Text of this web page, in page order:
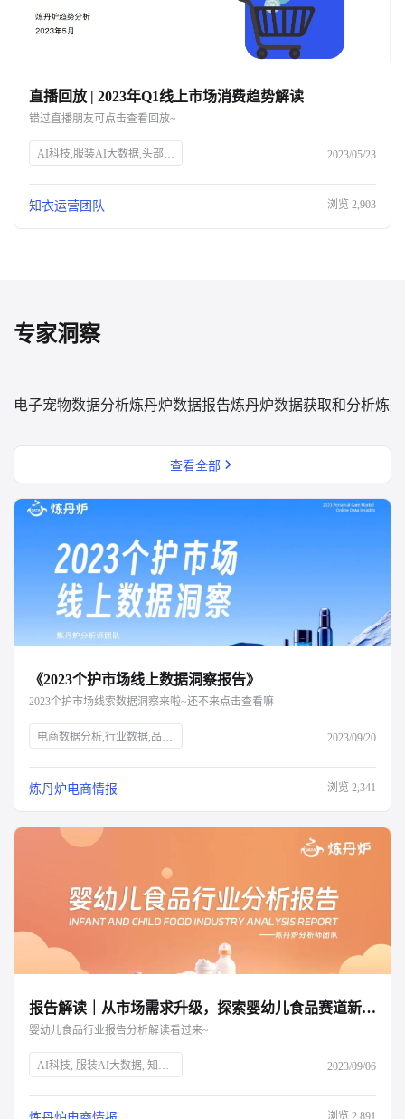
直播回放 | 2023年Q1线上市场消费趋势解读
错过直播朋友可点击查看回放~
AI科技,服装AI大数据,头部企业,知衣科技,官网SEO 2023/05/23
知衣运营团队 浏览 2,903
专家洞察
电子宠物数据分析炼丹炉数据报告炼丹炉数据获取和分析炼
查看全部
《2023个护市场线上数据洞察报告》
2023个护市场线索数据洞察来啦~还不来点击查看嘛
电商数据分析,行业数据,品牌数据,店铺数据,商品数据,炼丹炉,个护市场,口腔护理,身体护理,消费者需求,新锐国货,电商平台,抖音,小红书,气味经济,新媒体营销,全渠道布局,消费洞察,产品升级,细分市场 2023/09/20
炼丹炉电商情报 浏览 2,341
报告解读｜从市场需求升级，探索婴幼儿食品赛道新增量
婴幼儿食品行业报告分析解读看过来~
AI科技, 服装AI大数据, 知衣科技, 母婴市场, 婴幼儿食品, 育儿趋势, 二三胎政策, 效率育儿, 婴幼儿营养品, 特殊配方奶粉, 乳铁蛋白, 雀巢, 超启能恩, 水解蛋白, 市场分析, 消费升级 2023/09/06
浏览 2,891